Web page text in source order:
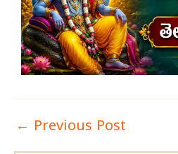
← Previous Post